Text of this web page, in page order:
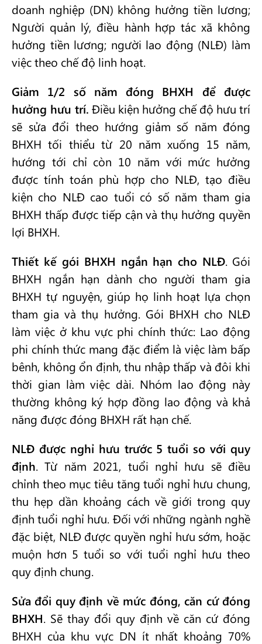
doanh nghiệp (DN) không hưởng tiền lương;
Người quản lý, điều hành hợp tác xã không
hưởng tiền lương; người lao động (NLĐ) làm
việc theo chế độ linh hoạt.
Giảm 1/2 số năm đóng BHXH để được
hưởng hưu trí. Điều kiện hưởng chế độ hưu trí
sẽ sửa đổi theo hướng giảm số năm đóng
BHXH tối thiểu từ 20 năm xuống 15 năm,
hướng tới chỉ còn 10 năm với mức hưởng
được tính toán phù hợp cho NLĐ, tạo điều
kiện cho NLĐ cao tuổi có số năm tham gia
BHXH thấp được tiếp cận và thụ hưởng quyền
lợi BHXH.
Thiết kế gói BHXH ngắn hạn cho NLĐ. Gói
BHXH ngắn hạn dành cho người tham gia
BHXH tự nguyện, giúp họ linh hoạt lựa chọn
tham gia và thụ hưởng. Gói BHXH cho NLĐ
làm việc ở khu vực phi chính thức: Lao động
phi chính thức mang đặc điểm là việc làm bấp
bênh, không ổn định, thu nhập thấp và đôi khi
thời gian làm việc dài. Nhóm lao động này
thường không ký hợp đồng lao động và khả
năng được đóng BHXH rất hạn chế.
NLĐ được nghỉ hưu trước 5 tuổi so với quy
định. Từ năm 2021, tuổi nghỉ hưu sẽ điều
chỉnh theo mục tiêu tăng tuổi nghỉ hưu chung,
thu hẹp dần khoảng cách về giới trong quy
định tuổi nghỉ hưu. Đối với những ngành nghề
đặc biệt, NLĐ được quyền nghỉ hưu sớm, hoặc
muộn hơn 5 tuổi so với tuổi nghỉ hưu theo
quy định chung.
Sửa đổi quy định về mức đóng, căn cứ đóng
BHXH. Sẽ thay đổi quy định về căn cứ đóng
BHXH của khu vực DN ít nhất khoảng 70%